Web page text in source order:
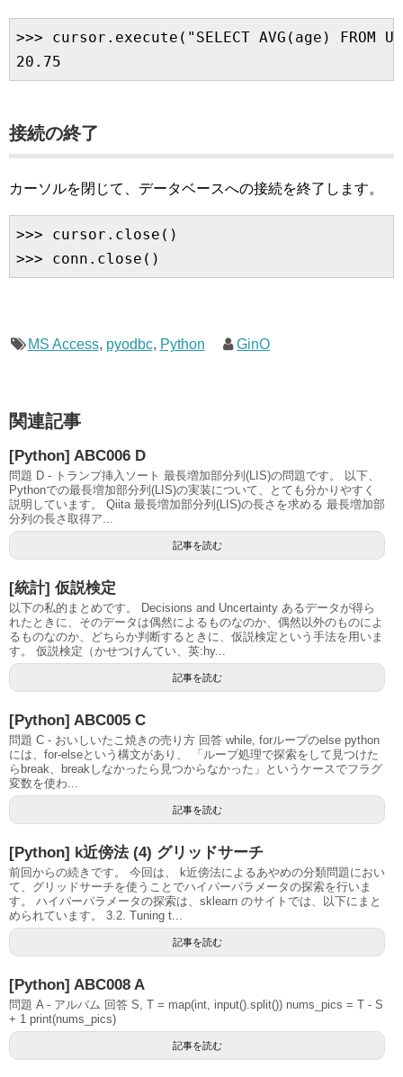
>>> cursor.execute("SELECT AVG(age) FROM
接続の終了
カーソルを閉じて、データベースへの接続を終了します。
>>> cursor.close()
MS Access, pyodbc, Python GinO
関連記事
[Python] ABC006 D
問題 D - トランプ挿入ソート 最長増加部分列(LIS)の問題です。 以下、
Pythonでの最長増加部分列(LIS)の実装について、とても分かりやすく
説明しています。 Qiita 最長増加部分列(LIS)の長さを求める 最長増加部
分列の長さ取得ア...
記事を読む
[統計] 仮説検定
以下の私的まとめです。 Decisions and Uncertainty あるデータが得ら
れたときに、そのデータは偶然によるものなのか、偶然以外のものによ
るものなのか、どちらか判断するときに、仮説検定という手法を用いま
す。 仮説検定（かせつけんてい、英:hy...
記事を読む
[Python] ABC005 C
問題 C - おいしいたこ焼きの売り方 回答 while, forループのelse python
には、for-elseという構文があり、 「ループ処理で探索をして見つけた
らbreak、breakしなかったら見つからなかった」というケースでフラグ
変数を使わ...
記事を読む
[Python] k近傍法 (4) グリッドサーチ
前回からの続きです。 今回は、 k近傍法によるあやめの分類問題におい
て、グリッドサーチを使うことでハイパーパラメータの探索を行いま
す。 ハイパーパラメータの探索は、sklearn のサイトでは、以下にまと
められています。 3.2. Tuning t...
記事を読む
[Python] ABC008 A
問題 A - アルバム 回答 S, T = map(int, input().split()) nums_pics = T - S
+ 1 print(nums_pics)
記事を読む